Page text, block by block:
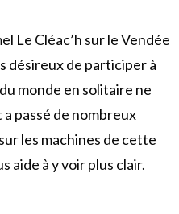
Le Cléac’h sur le Vendée
désireux de participer à
monde en solitaire ne
passé de nombreux
les machines de cette
aide à y voir plus clair.